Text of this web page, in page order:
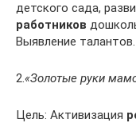
детского сада,
работников
Выявление талантов.
2.«Золотые руки
Цель: Активизация